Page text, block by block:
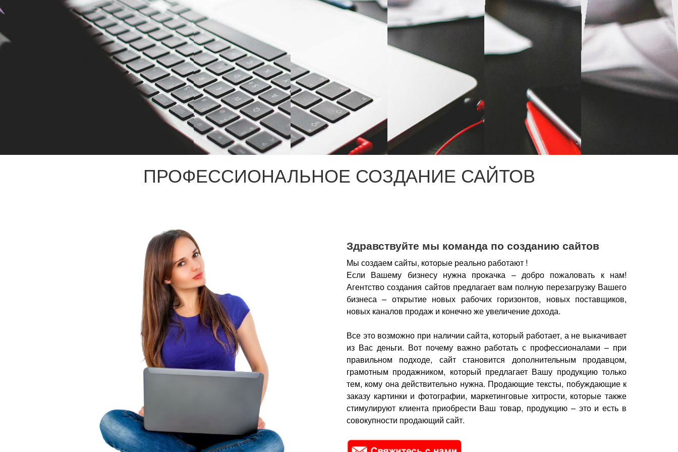
ПРОФЕССИОНАЛЬНОЕ СОЗДАНИЕ САЙТОВ
Здравствуйте мы команда по созданию сайтов
Мы создаем сайты, которые реально работают !
Если Вашему бизнесу нужна прокачка – добро пожаловать к нам!
Агентство создания сайтов предлагает вам полную перезагрузку Вашего
бизнеса – открытие новых рабочих горизонтов, новых поставщиков,
новых каналов продаж и конечно же увеличение дохода.
Все это возможно при наличии сайта, который работает, а не выкачивает
из Вас деньги. Вот почему важно работать с профессионалами – при
правильном подходе, сайт становится дополнительным продавцом,
грамотным продажником, который предлагает Вашу продукцию только
тем, кому она действительно нужна. Продающие тексты, побуждающие к
заказу картинки и фотографии, маркетинговые хитрости, которые также
стимулируют клиента приобрести Ваш товар, продукцию – это и есть в
совокупности продающий сайт.